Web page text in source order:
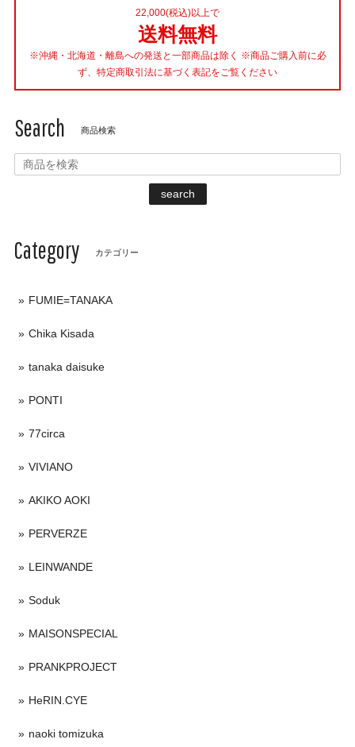
22,000(税込)以上で
送料無料
※沖縄・北海道・離島への発送と一部商品は除く ※商品ご購入前に必
ず、特定商取引法に基づく表記をご覧ください
Search 商品検索
search
Category カテゴリー
FUMIE=TANAKA
Chika Kisada
tanaka daisuke
PONTI
77circa
VIVIANO
AKIKO AOKI
PERVERZE
LEINWANDE
Soduk
MAISONSPECIAL
PRANKPROJECT
HeRIN.CYE
naoki tomizuka